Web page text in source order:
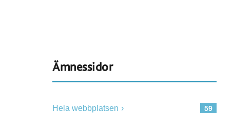
Ämnessidor
59
Hela webbplatsen